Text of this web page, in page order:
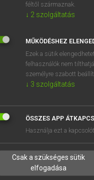
féltől származnak.
↓ 2 szolgáltatás
MŰKÖDÉSHEZ
Ezek a sütik
felhasználók nem
személyre szabott
↓ 3 szolgáltatás
ÖSSZES APP
Használja ezt a
Csak a szükséges sütik
elfogadása